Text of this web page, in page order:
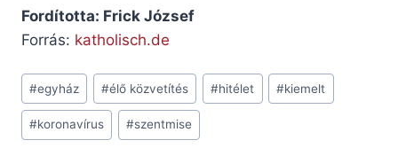
Fordította: Frick József
Forrás: katholisch.de
Post
Tags:
#egyház #élő közvetítés #hitélet #kiemelt
#koronavírus #szentmise